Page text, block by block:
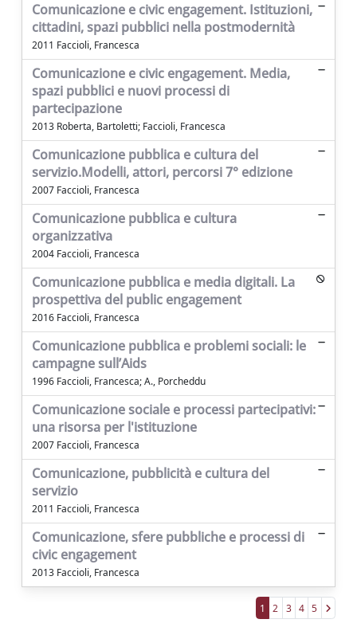
Comunicazione e civic engagement. Istituzioni,
cittadini, spazi pubblici nella postmodernità
2011 Faccioli, Francesca
Comunicazione e civic engagement. Media,
spazi pubblici e nuovi processi di
partecipazione
2013 Roberta, Bartoletti; Faccioli, Francesca
Comunicazione pubblica e cultura del
servizio.Modelli, attori, percorsi 7° edizione
2007 Faccioli, Francesca
Comunicazione pubblica e cultura
organizzativa
2004 Faccioli, Francesca
Comunicazione pubblica e media digitali. La
prospettiva del public engagement
2016 Faccioli, Francesca
Comunicazione pubblica e problemi sociali: le
campagne sull’Aids
1996 Faccioli, Francesca; A., Porcheddu
Comunicazione sociale e processi partecipativi:
una risorsa per l'istituzione
2007 Faccioli, Francesca
Comunicazione, pubblicità e cultura del
servizio
2011 Faccioli, Francesca
Comunicazione, sfere pubbliche e processi di
civic engagement
2013 Faccioli, Francesca
1 2 3 4 5